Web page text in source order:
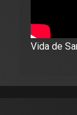
Vida de